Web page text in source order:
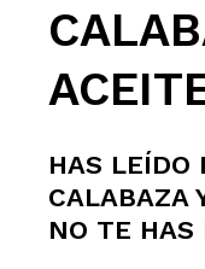
HAS LEÍDO
CALABAZA
NO TE HAS